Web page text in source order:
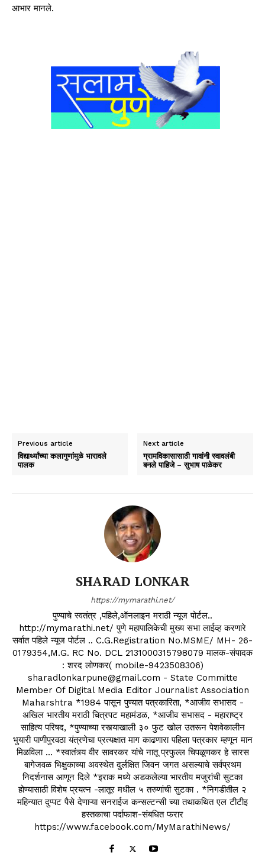
आभार मानले.
Previous article
विद्यार्थ्यांच्या कलागुणांमुळे भारावले
पालक
Next article
ग्रामविकासासाठी गावांनी स्वावलंबी
बनले पाहिजे – सुभाष पाळेकर
SHARAD LONKAR
https://mymarathi.net/
पुण्याचे स्वतंत्र ,पहिले,ऑनलाइन मराठी न्यूज पोर्टल..
http://mymarathi.net/ पुणे महापालिकेची मुख्य सभा लाईव्ह करणारे
सर्वात पहिले न्यूज पोर्टल .. C.G.Registration No.MSME/ MH- 26-
0179354,M.G. RC No. DCL 2131000315798079 मालक-संपादक
: शरद लोणकर( mobile-9423508306)
sharadlonkarpune@gmail.com - State Committe
Member Of Digital Media Editor Journalist Association
Maharshtra *1984 पासून पुण्यात पत्रकारिता, *आजीव सभासद -
अखिल भारतीय मराठी चित्रपट महामंडळ, *आजीव सभासद - महाराष्ट्र
साहित्य परिषद, *पुण्याच्या रस्त्याखाली ३० फुट खोल उतरून पेशवेकालीन
भुयारी पाणीपुरवठा यंत्रणेचा प्रत्यक्षात माग काढणारा पहिला पत्रकार म्हणून मान
मिळविला ... *स्वातंत्र्य वीर सावरकर यांचे नातू प्रफुल्ल चिपळूणकर हे सारस
बागेजवळ भिक्षुकाच्या अवस्थेत दुर्लक्षित जिवन जगत असल्याचे सर्वप्रथम
निदर्शनास आणून दिले *इराक मध्ये अडकलेल्या भारतीय मजुरांची सुटका
होण्यासाठी विशेष प्रयत्न -लातूर मधील ५ तरुणांची सुटका . *निगडीतील २
महिन्यात दुप्पट पैसे देणाऱ्या सनराईज कन्सल्टन्सी च्या तथाकथित एल टीटीइ
हस्तकाचा पर्दाफाश-संबधित फरार
https://www.facebook.com/MyMarathiNews/